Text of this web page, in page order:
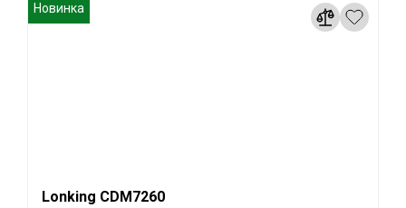
Новинка
Lonking CDM7260